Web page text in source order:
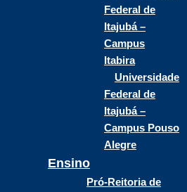
Federal de
Itajubá –
Campus
Itabira
Universidade
Federal de
Itajubá –
Campus Pouso
Alegre
Ensino
Pró-Reitoria de